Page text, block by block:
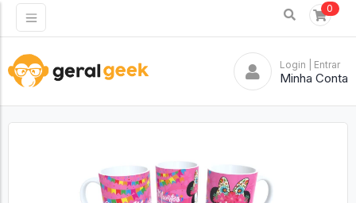
0
Login | Entrar
Minha Conta